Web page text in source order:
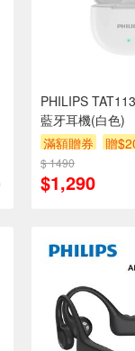
PHILIPS
藍牙耳機(白色)
滿額贈券
贈
$ 1490
$1,290